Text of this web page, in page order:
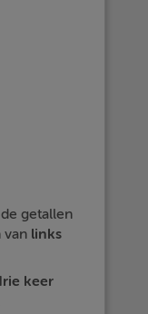
getallen
van links
keer